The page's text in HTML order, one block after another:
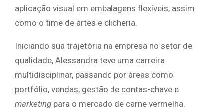
aplicação visual em embalagens flexíveis, assim
como o time de artes e clicheria.
Iniciando sua trajetória na empresa no setor de
qualidade, Alessandra teve uma carreira
multidisciplinar, passando por áreas como
portfólio, vendas, gestão de contas-chave e
marketing para o mercado de carne vermelha.